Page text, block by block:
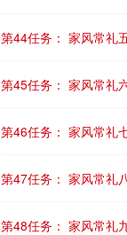
第44任务： 家风常礼
第45任务： 家风常礼
第46任务： 家风常礼
第47任务： 家风常礼
第48任务： 家风常礼